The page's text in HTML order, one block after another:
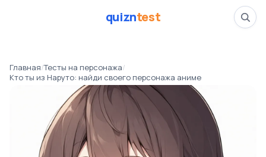
quizntest
Главная/Тесты на персонажа/
Кто ты из Наруто: найди своего персонажа аниме
Кто ты из Наруто:
📅14.03.26
481 прошли тест
4 минуты